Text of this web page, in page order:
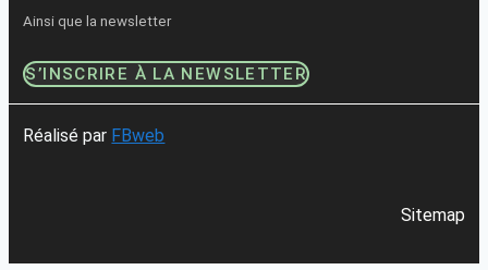
Ainsi que la newsletter
S’INSCRIRE À LA NEWSLETTER
Réalisé par FBweb
Sitemap